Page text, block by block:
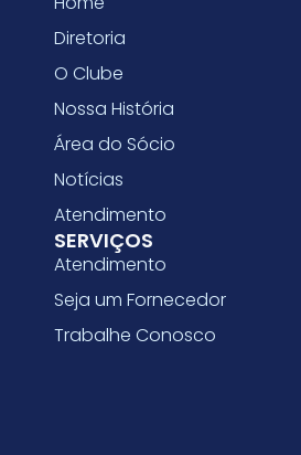
Diretoria
O Clube
Nossa História
Área do Sócio
Notícias
Atendimento
SERVIÇOS
Atendimento
Seja um Fornecedor
Trabalhe Conosco